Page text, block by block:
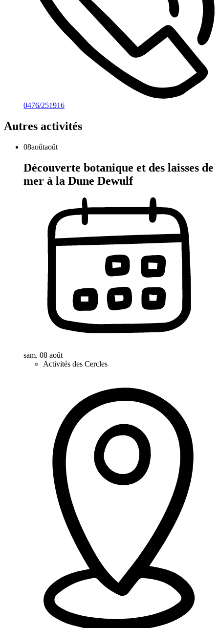
0476/251916
Autres activités
08aoûtaoût
Découverte botanique et des laisses de
mer à la Dune Dewulf
sam. 08 août
Activités des Cercles